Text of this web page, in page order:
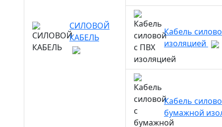
СИЛОВОЙ
КАБЕЛЬ
Кабель
изоляцией
Кабель
бумажной